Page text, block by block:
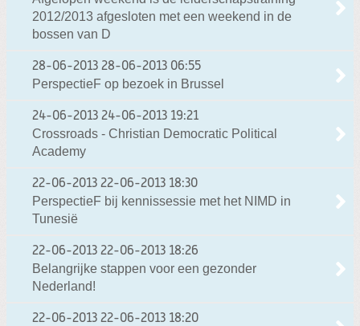
2012/2013 afgesloten met een weekend in de
bossen van D
28-06-2013 28-06-2013 06:55
PerspectieF op bezoek in Brussel
24-06-2013 24-06-2013 19:21
Crossroads - Christian Democratic Political
Academy
22-06-2013 22-06-2013 18:30
PerspectieF bij kennissessie met het NIMD in
Tunesië
22-06-2013 22-06-2013 18:26
Belangrijke stappen voor een gezonder
Nederland!
22-06-2013 22-06-2013 18:20